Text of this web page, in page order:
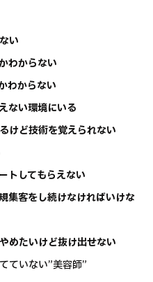
い
わからない
わからない
ない環境にいる
けど技術を覚えられない
トしてもらえない
集客をし続けなければいけな
めたいけど抜け出せない
いない”美容師”